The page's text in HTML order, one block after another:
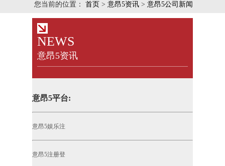
您当前的位置： 首页 > 意昂5资讯 > 意昂5公司新闻
NEWS
意昂5资讯
意昂5平台:
意昂5娱乐注
意昂5注册登